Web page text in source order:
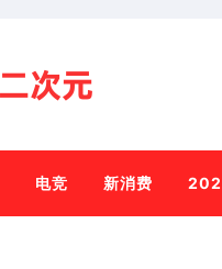
电竞 新消费